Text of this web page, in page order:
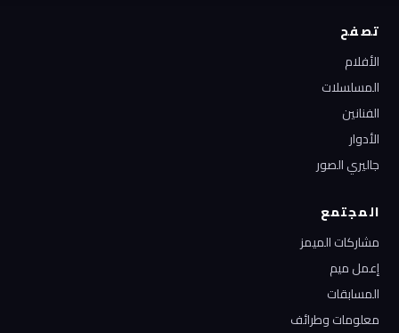
تصفح
الأفلام
المسلسلات
الفنانين
الأدوار
جاليري الصور
المجتمع
مشاركات الميمز
إعمل ميم
المسابقات
معلومات وطرائف